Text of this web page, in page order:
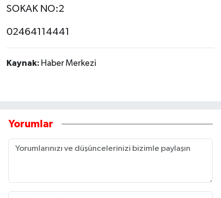
SOKAK NO:2
02464114441
Kaynak: Haber Merkezi
Yorumlar